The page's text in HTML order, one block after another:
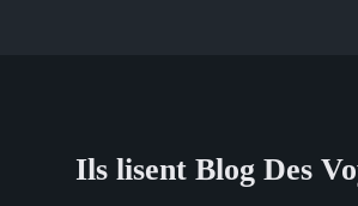
Ils lisent Blog Des